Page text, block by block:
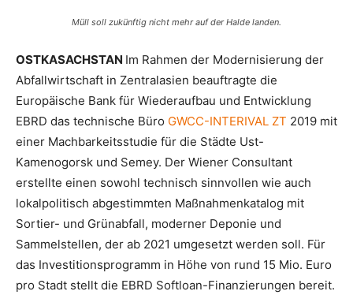
Müll soll zukünftig nicht mehr auf der Halde landen.
OSTKASACHSTAN Im Rahmen der Modernisierung der
Abfallwirtschaft in Zentralasien beauftragte die
Europäische Bank für Wiederaufbau und Entwicklung
EBRD das technische Büro GWCC-INTERIVAL ZT 2019 mit
einer Machbarkeitsstudie für die Städte Ust-
Kamenogorsk und Semey. Der Wiener Consultant
erstellte einen sowohl technisch sinnvollen wie auch
lokalpolitisch abgestimmten Maßnahmenkatalog mit
Sortier- und Grünabfall­­, moderner Deponie und
Sammelstellen, der ab 2021 umgesetzt werden soll. Für
das Investitionsprogramm in Höhe von rund 15 Mio. Euro
pro Stadt stellt die EBRD Softloan-Finanzierungen bereit.